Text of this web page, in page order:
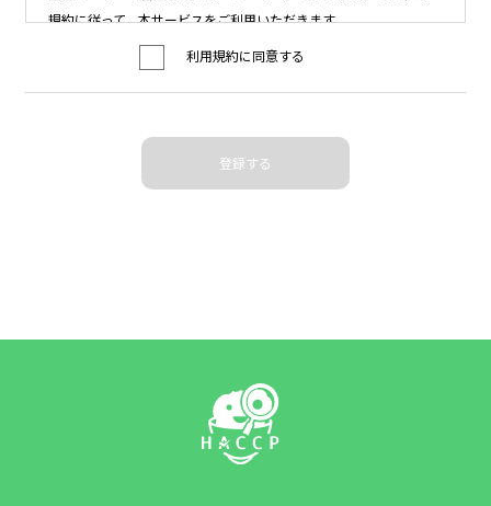
規約に従って，本サービスをご利用いただきます。
◯第1条（適用）
本規約は，ユーザーと協会との間の本サービスの利用に関わる一
協会は本サービスに関し，本規約のほか，ご利用にあたってのルー
本サービスにおいては，登録希望者が本規約に同意の上，協会の
定める方法によって利用登録を申請し，協会がこれを承認すること
によって，利用登録が完了するものとします。
協会は，利用登録の申請者に以下の事由があると判断した場合，
利用規約に同意する